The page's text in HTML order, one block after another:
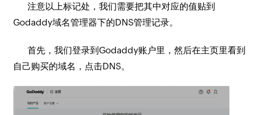
注意以上标记处，我们需要把其中对应的值贴到
Godaddy域名管理器下的DNS管理记录。
首先，我们登录到Godaddy账户里，然后在主页里看到
自己购买的域名，点击DNS。